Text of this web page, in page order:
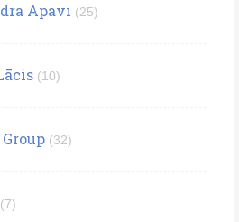
Apavi (25)
(10)
(32)
(7)